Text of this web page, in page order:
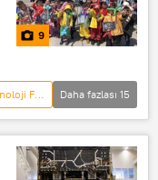
9
TEKNOFEST İSTANBUL Havacılık, Uzay ve Teknoloji Festivali
Daha fazlası 15